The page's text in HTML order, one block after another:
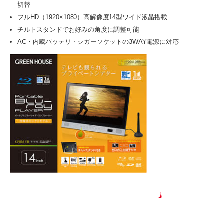
切替
フルHD（1920×1080）高解像度14型ワイド液晶搭載
チルトスタンドでお好みの角度に調整可能
AC・内蔵バッテリ・シガーソケットの3WAY電源に対応